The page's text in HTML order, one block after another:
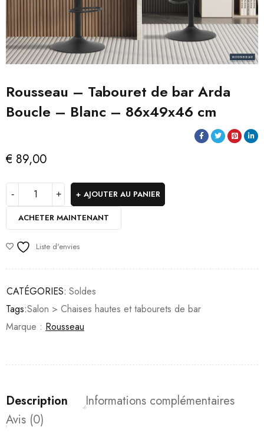
Rousseau – Tabouret de bar Arda
Boucle – Blanc – 86x49x46 cm
€ 89,00
AJOUTER AU PANIER
ACHETER MAINTENANT
Liste d'envies
CATÉGORIES: Soldes
Tags:Salon > Chaises hautes et tabourets de bar
Marque : Rousseau
Description
Informations complémentaires
Avis (0)